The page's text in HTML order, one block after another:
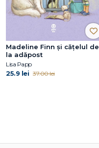
Madeline Finn și cățelul de
la adăpost
Lisa Papp
25.9 lei 37.00 lei